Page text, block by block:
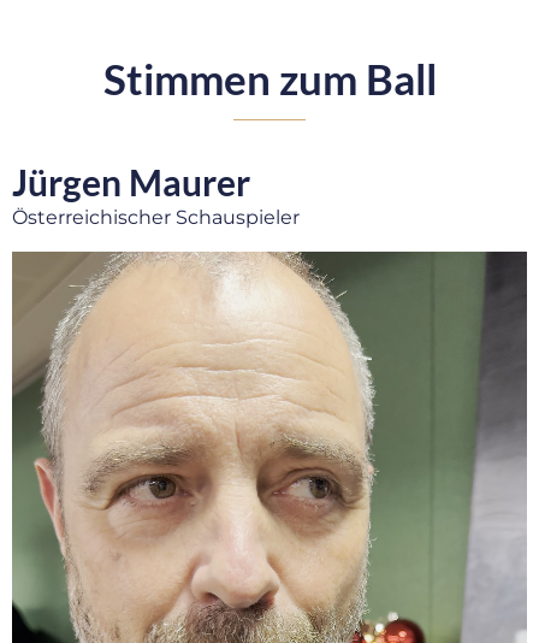
Stimmen zum Ball
Jürgen Maurer
Österreichischer Schauspieler